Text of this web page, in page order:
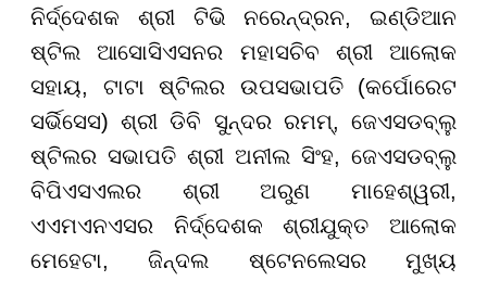
ନିର୍ଦ୍ଦେଶକ ଶ୍ରୀ ଟିଭି ନରେନ୍ଦ୍ରନ, ଇଣ୍ଡିଆନ
ଷ୍ଟିଲ ଆସୋସିଏସନର ମହାସଚିବ ଶ୍ରୀ ଆଲୋକ
ସହାୟ, ଟାଟା ଷ୍ଟିଲର ଉପସଭାପତି (କର୍ପୋରେଟ
ସର୍ଭିସେସ) ଶ୍ରୀ ଡିବି ସୁନ୍ଦର ରମମ୍, ଜେଏସଡବ୍ଲୁ
ଷ୍ଟିଲର ସଭାପତି ଶ୍ରୀ ଅନୀଲ ସିଂହ, ଜେଏସଡବ୍ଲୁ
ବିପିଏସଏଲର ଶ୍ରୀ ଅରୁଣ ମାହେଶ୍ୱରୀ,
ଏଏମଏନଏସର ନିର୍ଦ୍ଦେଶକ ଶ୍ରୀଯୁକ୍ତ ଆଲୋକ
ମେହେଟା, ଜିନ୍ଦଲ ଷ୍ଟେନଲେସର ମୁଖ୍ୟ